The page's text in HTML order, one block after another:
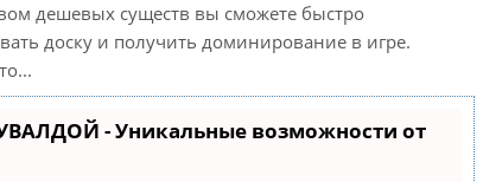
дешевых существ вы сможете быстро
доску и получить доминирование в игре.
- Уникальные возможности от